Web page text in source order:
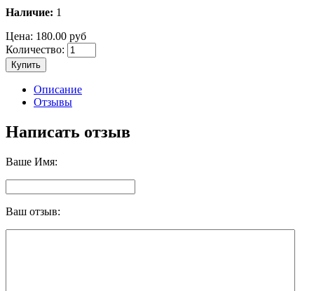
Наличие: 1
Цена: 180.00 руб
Количество:
Купить
Описание
Отзывы
Написать отзыв
Ваше Имя:
Ваш отзыв: